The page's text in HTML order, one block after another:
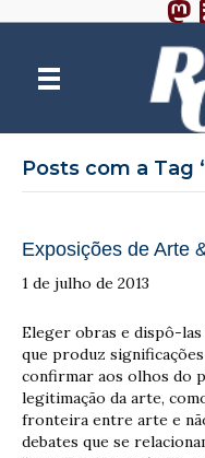
Posts com a Tag
Exposições de Arte
1 de julho de 2013
Eleger obras e dispô-
que produz
confirmar aos olhos do
legitimação da arte,
fronteira entre arte e
debates que se